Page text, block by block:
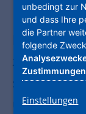
längst
zentraler
schonen,
und
unbedingt zur
und dass Ihre
die Partner
folgende
Zustimmungen
Einstellungen